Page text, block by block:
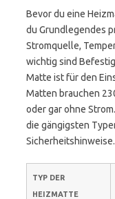
Bevor du eine
du Grundlegendes
Stromquelle,
wichtig sind
Matte ist für den
Matten brauchen
oder gar ohne
die gängigsten
Sicherheitshinweise.
TYP DER
HEIZMATTE